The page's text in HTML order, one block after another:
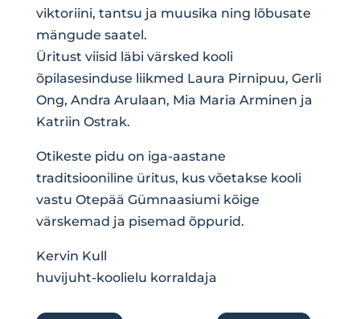
viktoriini, tantsu ja muusika ning lõbusate
mängude saatel.
Üritust viisid läbi värsked kooli
õpilasesinduse liikmed Laura Pirnipuu, Gerli
Ong, Andra Arulaan, Mia Maria Arminen ja
Katriin Ostrak.
Otikeste pidu on iga-aastane
traditsiooniline üritus, kus võetakse kooli
vastu Otepää Gümnaasiumi kõige
värskemad ja pisemad õppurid.
Kervin Kull
huvijuht-koolielu korraldaja